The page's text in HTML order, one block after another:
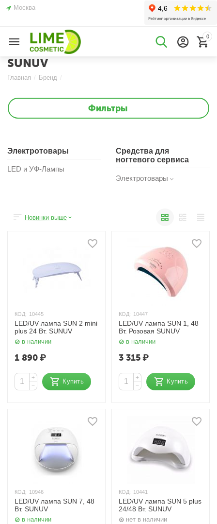
Москва
0
SUNUV
Главная / Бренд /
Фильтры
Электротовары
LED и УФ-Лампы
Средства для
ногтевого сервиса
Электротовары
Новинки выше
КОД: 10445
LED/UV лампа SUN 2 mini
plus 24 Вт. SUNUV
в наличии
1 890₽
+
−
Купить
КОД: 10447
LED/UV лампа SUN 1, 48
Вт. Розовая SUNUV
в наличии
3 315₽
+
−
Купить
КОД: 10946
LED/UV лампа SUN 7, 48
Вт. SUNUV
в наличии
КОД: 10441
LED/UV лампа SUN 5 plus
24/48 Вт. SUNUV
нет в наличии